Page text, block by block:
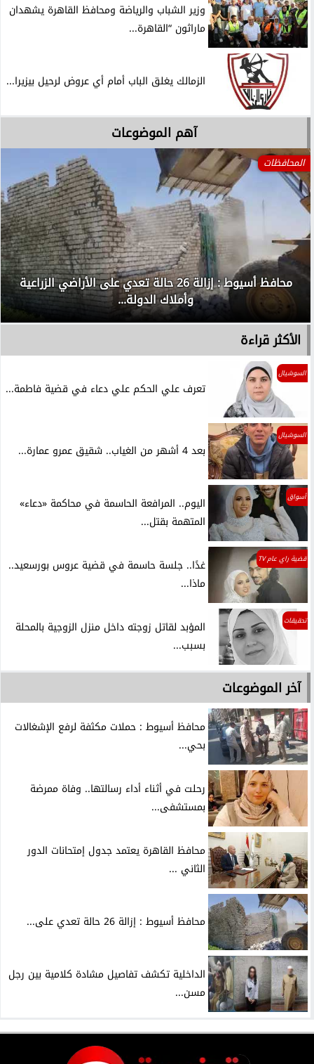
وزير الشباب والرياضة ومحافظ القاهرة يشهدان
ماراثون “القاهرة...
الزمالك يغلق الباب أمام أي عروض لرحيل بيزيرا...
آهم الموضوعات
المحافظات
محافظ أسيوط : إزالة 26 حالة تعدي على الأراضي الزراعية
وأملاك الدولة...
الأكثر قراءة
السوشيال
تعرف علي الحكم علي دعاء في قضية فاطمة...
السوشيال
بعد 4 أشهر من الغياب.. شقيق عمرو عمارة...
أسواق
اليوم.. المرافعة الحاسمة في محاكمة «دعاء»
المتهمة بقتل...
قضية راي عام TV
غدًا.. جلسة حاسمة في قضية عروس بورسعيد..
ماذا...
تحقيقات
المؤبد لقاتل زوجته داخل منزل الزوجية بالمحلة
بسبب...
آخر الموضوعات
محافظ أسيوط : حملات مكثفة لرفع الإشغالات
بحي...
رحلت في أثناء أداء رسالتها.. وفاة ممرضة
بمستشفى...
محافظ القاهرة يعتمد جدول إمتحانات الدور
الثاني ...
محافظ أسيوط : إزالة 26 حالة تعدي على...
الداخلية تكشف تفاصيل مشادة كلامية بين رجل
مسن...